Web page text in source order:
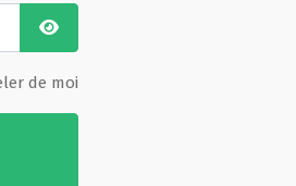
Afficher le mot de passe
de moi